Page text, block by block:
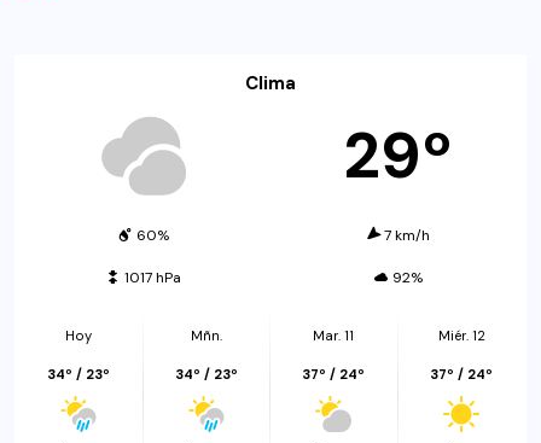
Clima
29º
60% 7 km/h
1017 hPa 92%
Hoy
34º / 23º
Mñn.
34º / 23º
Mar. 11
37º / 24º
Miér. 12
37º / 24º